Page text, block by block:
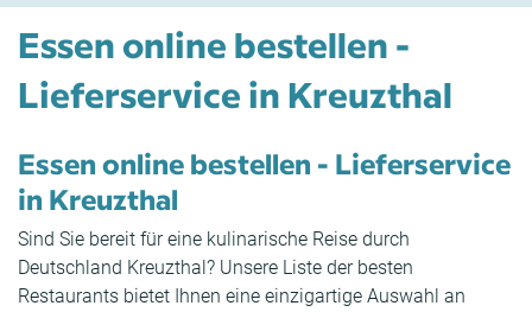
Essen online bestellen -
Lieferservice in Kreuzthal
Essen online bestellen - Lieferservice
in Kreuzthal
Sind Sie bereit für eine kulinarische Reise durch
Deutschland Kreuzthal? Unsere Liste der besten
Restaurants bietet Ihnen eine einzigartige Auswahl an